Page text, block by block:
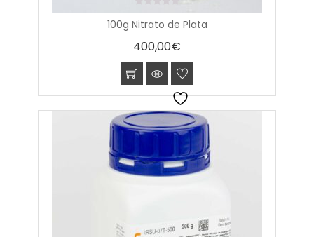
100g Nitrato de Plata
0
out
5
400,00€